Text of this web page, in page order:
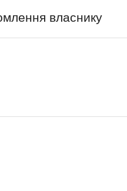
власнику